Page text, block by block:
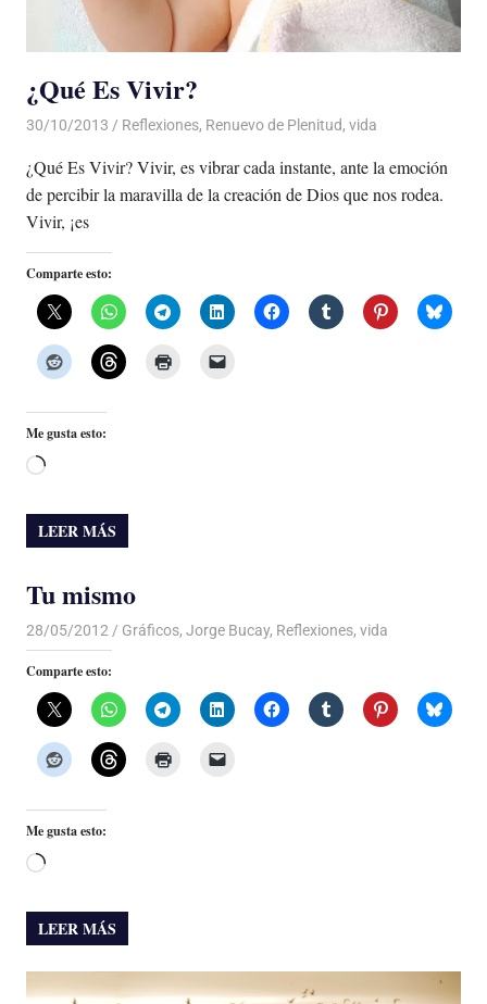
¿Qué Es Vivir?
30/10/2013 Luis Castellanos
Reflexiones, Renuevo de Plenitud, vida
¿Qué Es Vivir? Vivir, es vibrar cada instante, ante la emoción
de percibir la maravilla de la creación de Dios que nos rodea.
Vivir, ¡es
Comparte esto:
Me gusta esto:
Cargando...
LEER MÁS
Tu mismo
28/05/2012 Luis Castellanos
Gráficos, Jorge Bucay, Reflexiones, vida
Comparte esto:
Me gusta esto:
Cargando...
LEER MÁS